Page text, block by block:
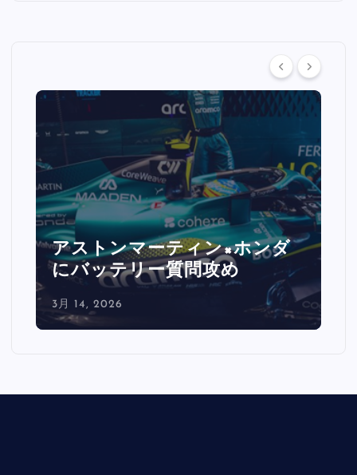
ンダ
ルクレール激怒「バックス
レートで0.5秒消えた」